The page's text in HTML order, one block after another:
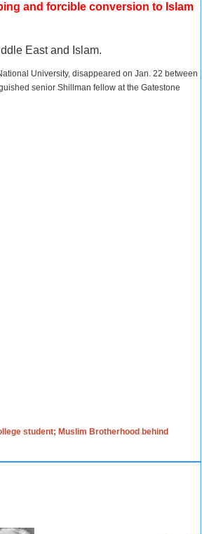
and forcible conversion to Islam
East and Islam.
University, disappeared on Jan. 22 between
senior Shillman fellow at the Gatestone
student; Muslim Brotherhood behind